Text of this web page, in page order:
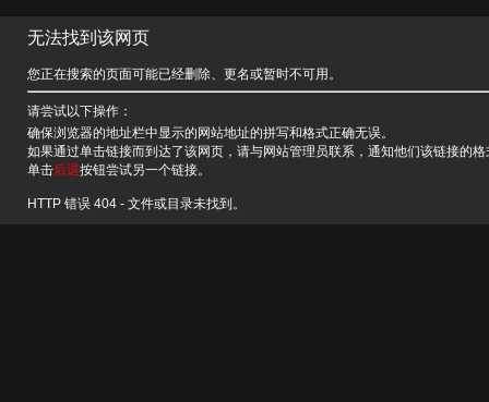
无法找到该网页
您正在搜索的页面可能已经删除、更名或暂时不可用。
请尝试以下操作：
确保浏览器的地址栏中显示的网站地址的拼写和格式正确无误。
如果通过单击链接而到达了该网页，请与网站管理员联系，通知他们该链接的
单击后退按钮尝试另一个链接。
HTTP 错误 404 - 文件或目录未找到。